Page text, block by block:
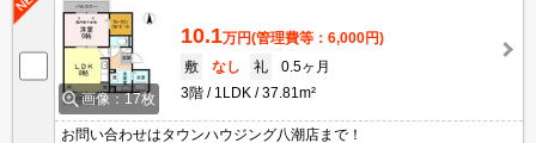
画像：17枚
10.1万円(管理費等：6,000円)
敷
なし 礼
0.5ヶ月
3階
1LDK 37.81m²
お問い合わせはタウンハウジング八潮店まで！